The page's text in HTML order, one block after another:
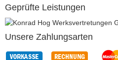
Geprüfte Leistungen
Unsere Zahlungsarten